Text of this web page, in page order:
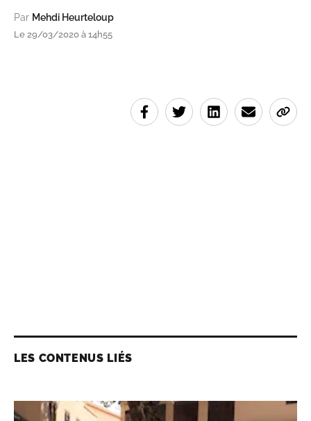
Par Mehdi Heurteloup
Le 29/03/2020 à 14h55
LES CONTENUS LIÉS